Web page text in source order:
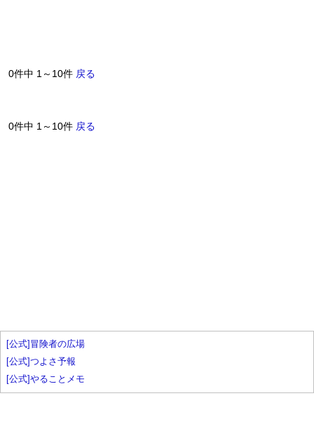
0件中 1～10件 戻る
0件中 1～10件 戻る
[公式]冒険者の広場
[公式]つよさ予報
[公式]やることメモ